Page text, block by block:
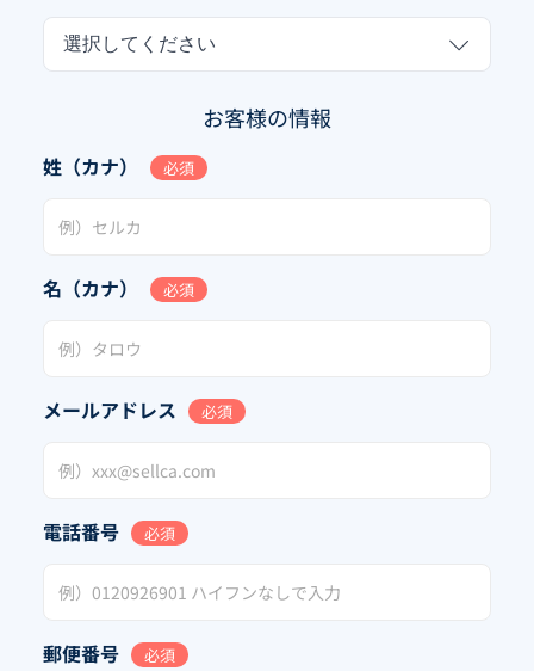
選択してください
お客様の情報
姓（カナ） 必須
名（カナ） 必須
メールアドレス 必須
電話番号 必須
郵便番号 必須